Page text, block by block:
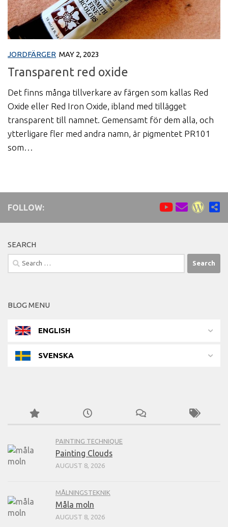
JORDFÄRGER MAY 2, 2023
Transparent red oxide
Det finns många tillverkare av färgen som kallas Red
Oxide eller Red Iron Oxide, ibland med tillägget
transparent till namnet. Gemensamt för dem alla, och
ytterligare fler med andra namn, är pigmentet PR101
som…
FOLLOW:
SEARCH
Search
for:
BLOG MENU
ENGLISH
SVENSKA
PAINTING TECHNIQUE
Painting Clouds
AUGUST 8, 2026
MÅLNINGSTEKNIK
Måla moln
AUGUST 8, 2026